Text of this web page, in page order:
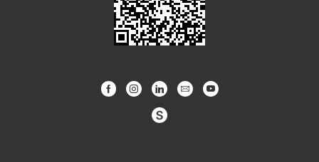
FacebookInstagramLinkedinEmail Youtube